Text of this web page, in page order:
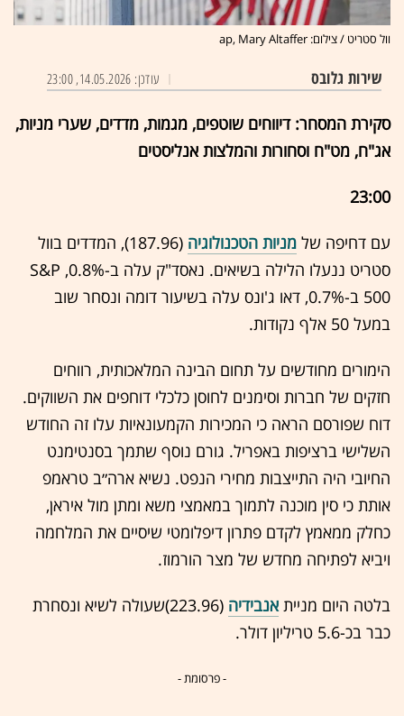
וול סטריט / צילום: ap, Mary Altaffer
שירות גלובס עודכן: 14.05.2026, 23:00
סקירת המסחר: דיווחים שוטפים, מגמות, מדדים, שערי מניות,
אג"ח, מט"ח וסחורות והמלצות אנליסטים
23:00
עם דחיפה של מניות הטכנולוגיה
(187.96), המדדים בוול
סטריט ננעלו הלילה בשיאים. נאסד"ק עלה ב-0.8%, S&P
500 ב-0.7%, דאו ג'ונס עלה בשיעור דומה ונסחר שוב
במעל 50 אלף נקודות.
הימורים מחודשים על תחום הבינה המלאכותית, רווחים
חזקים של חברות וסימנים לחוסן כלכלי דוחפים את השווקים.
דוח שפורסם הראה כי המכירות הקמעונאיות עלו זה החודש
השלישי ברציפות באפריל. גורם נוסף שתמך בסנטימנט
החיובי היה התייצבות מחירי הנפט. נשיא ארה״ב טראמפ
אותת כי סין מוכנה לתמוך במאמצי משא ומתן מול איראן,
כחלק ממאמץ לקדם פתרון דיפלומטי שיסיים את המלחמה
ויביא לפתיחה מחדש של מצר הורמוז.
בלטה היום מנייתאנבידיה
(223.96)שעולה לשיא ונסחרת
כבר בכ-5.6 טריליון דולר.
- פרסומת -